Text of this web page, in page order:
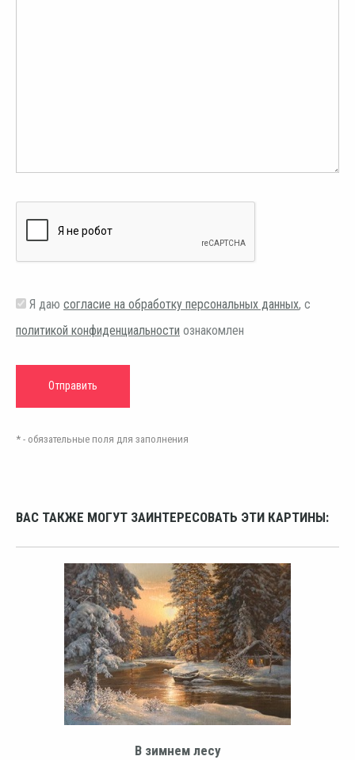
Я даю согласие на обработку персональных данных, с
политикой конфиденциальности ознакомлен
* - обязательные поля для заполнения
ВАС ТАКЖЕ МОГУТ ЗАИНТЕРЕСОВАТЬ ЭТИ КАРТИНЫ:
В зимнем лесу